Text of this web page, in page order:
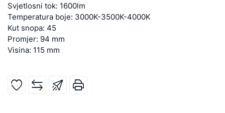
Svjetlosni tok: 1600lm
Temperatura boje: 3000K-3500K-4000K
Kut snopa: 45
Promjer: 94 mm
Visina: 115 mm